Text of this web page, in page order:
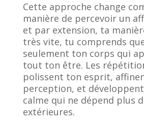
Cette approche change
manière de percevoir un
et par extension, ta
très vite, tu comprends
seulement ton corps qui
tout ton être. Les
polissent ton esprit,
perception, et
calme qui ne dépend plus
extérieures.